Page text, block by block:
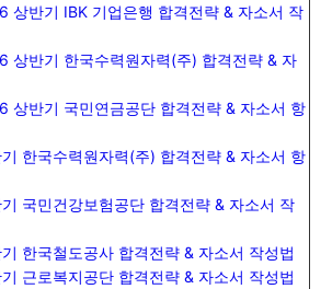
상반기 IBK 기업은행 합격전략 & 자소서 작
상반기 한국수력원자력(주) 합격전략 & 자
상반기 국민연금공단 합격전략 & 자소서 항
한국수력원자력(주) 합격전략 & 자소서 항
국민건강보험공단 합격전략 & 자소서 작
한국철도공사 합격전략 & 자소서 작성법
근로복지공단 합격전략 & 자소서 작성법